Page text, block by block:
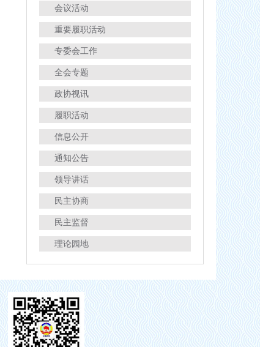
会议活动
重要履职活动
专委会工作
全会专题
政协视讯
履职活动
信息公开
通知公告
领导讲话
民主协商
民主监督
理论园地